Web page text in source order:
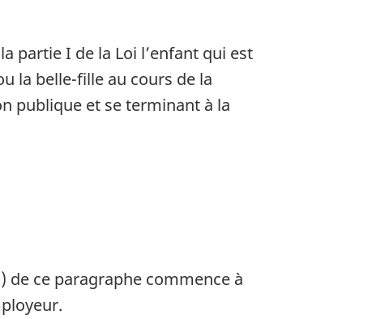
partie I de la Loi l’enfant qui est
la belle-fille au cours de la
publique et se terminant à la
de ce paragraphe commence à